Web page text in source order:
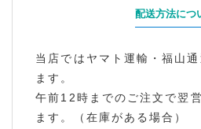
配送方法につ
当店ではヤマト運輸・福山
ます。
午前12時までのご注文で翌
ます。（在庫がある場合）